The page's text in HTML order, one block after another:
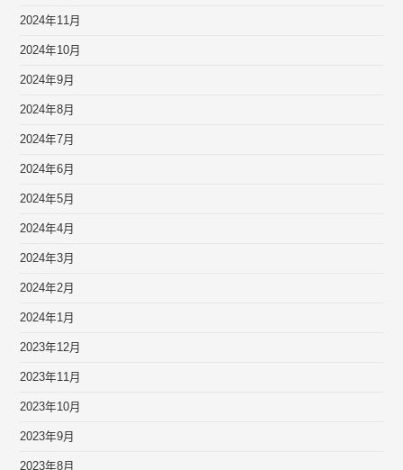
2024年11月
2024年10月
2024年9月
2024年8月
2024年7月
2024年6月
2024年5月
2024年4月
2024年3月
2024年2月
2024年1月
2023年12月
2023年11月
2023年10月
2023年9月
2023年8月